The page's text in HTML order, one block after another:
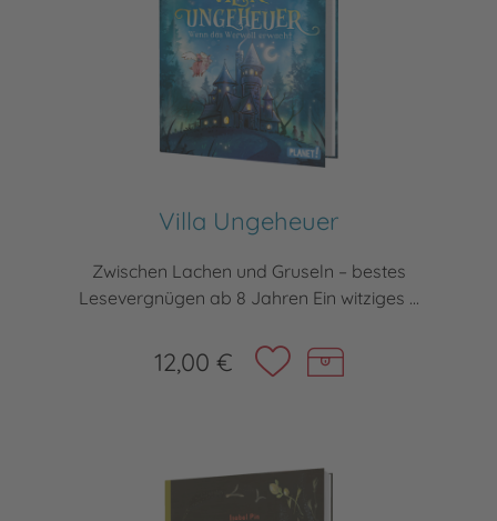
Villa Ungeheuer
Zwischen Lachen und Gruseln – bestes
Lesevergnügen ab 8 Jahren Ein witziges ...
12,00 €